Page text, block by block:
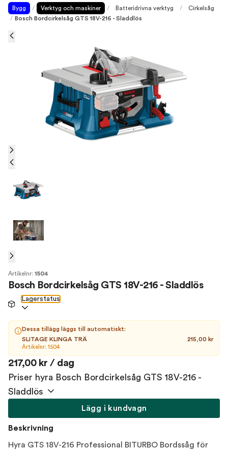
Bygg / Verktyg och maskiner / Batteridrivna verktyg /
Cirkelsåg
/ Bosch Bordcirkelsåg GTS 18V-216 - Sladdlös
Artikelnr: 1504
Bosch Bordcirkelsåg GTS 18V-216 - Sladdlös
Lagerstatus
Dessa tillägg läggs till automatiskt:
SLITAGE KLINGA TRÄ
Artikelnr: 1504
215,00 kr
217,00 kr / dag
Priser hyra Bosch Bordcirkelsåg GTS 18V-216 -
Sladdlös
Lägg i kundvagn
Beskrivning
Hyra GTS 18V-216 Professional BITURBO Bordssåg för